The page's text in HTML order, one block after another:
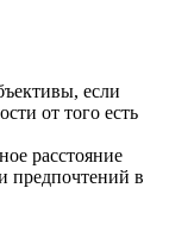
если
от того есть
расстояние
предпочтений в